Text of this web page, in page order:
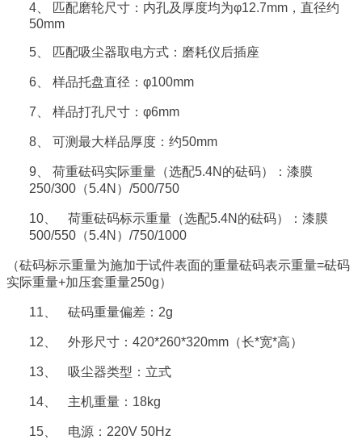
4、
匹配磨轮尺寸：内孔及厚度均为φ12.7mm，直径约
50mm
5、 匹配吸尘器取电方式：磨耗仪后插座
6、 样品托盘直径：φ100mm
7、 样品打孔尺寸：φ6mm
8、 可测最大样品厚度：约50mm
9、 荷重砝码实际重量（选配5.4N的砝码）：漆膜
250/300（5.4N）/500/750
10、
荷重砝码标示重量（选配5.4N的砝码）：漆膜
500/550（5.4N）/750/1000
（砝码标示重量为施加于试件表面的重量砝码表示重量=砝码
实际重量+加压套重量250g）
11、 砝码重量偏差：2g
12、 外形尺寸：420*260*320mm（长*宽*高）
13、 吸尘器类型：立式
14、 主机重量：18kg
15、 电源：220V 50Hz